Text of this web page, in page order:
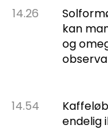
14.26
kan
og
14.54
endelig